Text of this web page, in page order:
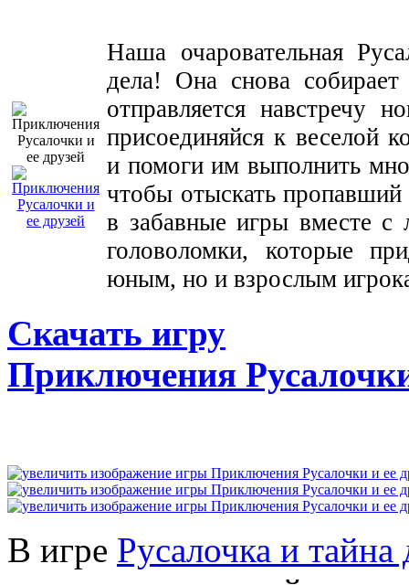
Наша очаровательная
дела! Она снова
отправляется навстречу
присоединяйся к веселой
и помоги им выполнить
чтобы отыскать
в забавные игры вместе
головоломки, которые
юным, но и взрослым
Скачать игру
Приключения
В игре Русалочка и тайна